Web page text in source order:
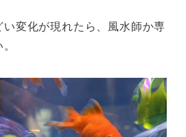
変化が現れたら、風水師か専